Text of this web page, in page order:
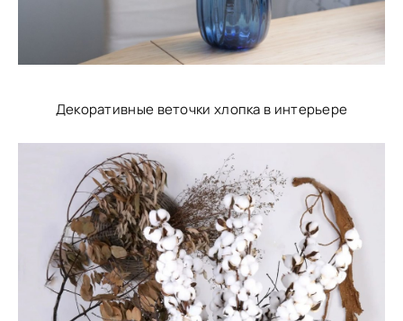
Декоративные веточки хлопка в интерьере